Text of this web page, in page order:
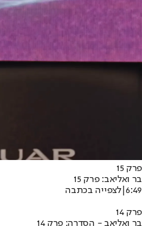
פרק 15
בר ואליאב: פרק 15
6:49
|לצפייה בכתבה
פרק 14
בר ואליאב - הסדרה: פרק 14